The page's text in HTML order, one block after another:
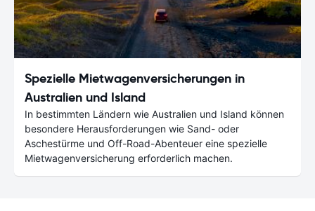
Spezielle Mietwagenversicherungen in
Australien und Island
In bestimmten Ländern wie Australien und Island können
besondere Herausforderungen wie Sand- oder
Aschestürme und Off-Road-Abenteuer eine spezielle
Mietwagenversicherung erforderlich machen.